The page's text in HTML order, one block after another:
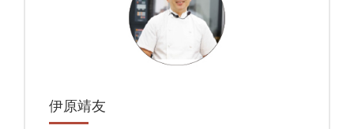
伊原靖友